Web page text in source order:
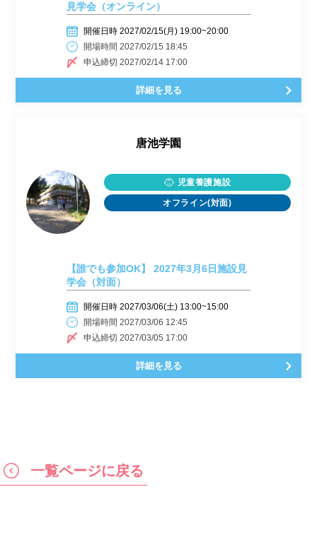
見学会（オンライン）
開催日時 2027/02/15(月) 19:00~20:00
開場時間 2027/02/15 18:45
申込締切 2027/02/14 17:00
詳細を見る
唐池学園
児童養護施設
オフライン(対面)
【誰でも参加OK】 2027年3月6日施設見
学会（対面）
開催日時 2027/03/06(土) 13:00~15:00
開場時間 2027/03/06 12:45
申込締切 2027/03/05 17:00
詳細を見る
一覧ページに戻る